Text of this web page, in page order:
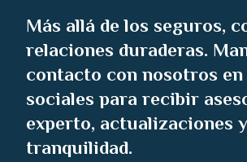
Más allá de los seguros,
relaciones duraderas.
contacto con nosotros en
sociales para recibir
experto, actualizaciones y
tranquilidad.